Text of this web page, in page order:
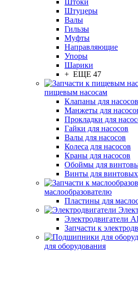
Штоки
Штуцеры
Валы
Гильзы
Муфты
Направляющие
Упоры
Шарики
+ ЕЩЕ 47
пищевым насосам
Клапаны для насосов
Манжеты для
Прокладки для
Гайки для насосов
Валы для насосов
Колеса для насосов
Краны для насосов
Обоймы для
Винты для винтовых
маслообразователю
Пластины для
Электродвигатели
Запчасти к
для оборудования